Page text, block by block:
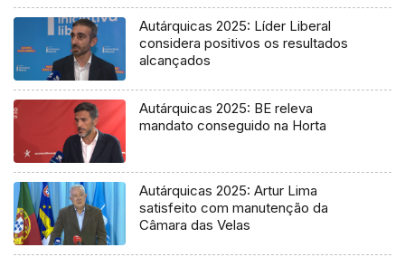
Autárquicas 2025: Líder Liberal
considera positivos os resultados
alcançados
Autárquicas 2025: BE releva
mandato conseguido na Horta
Autárquicas 2025: Artur Lima
satisfeito com manutenção da
Câmara das Velas